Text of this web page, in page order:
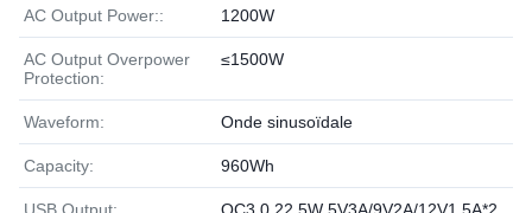
AC Output Power:: 1200W
AC Output Overpower
Protection:
≤1500W
Waveform: Onde sinusoïdale
Capacity: 960Wh